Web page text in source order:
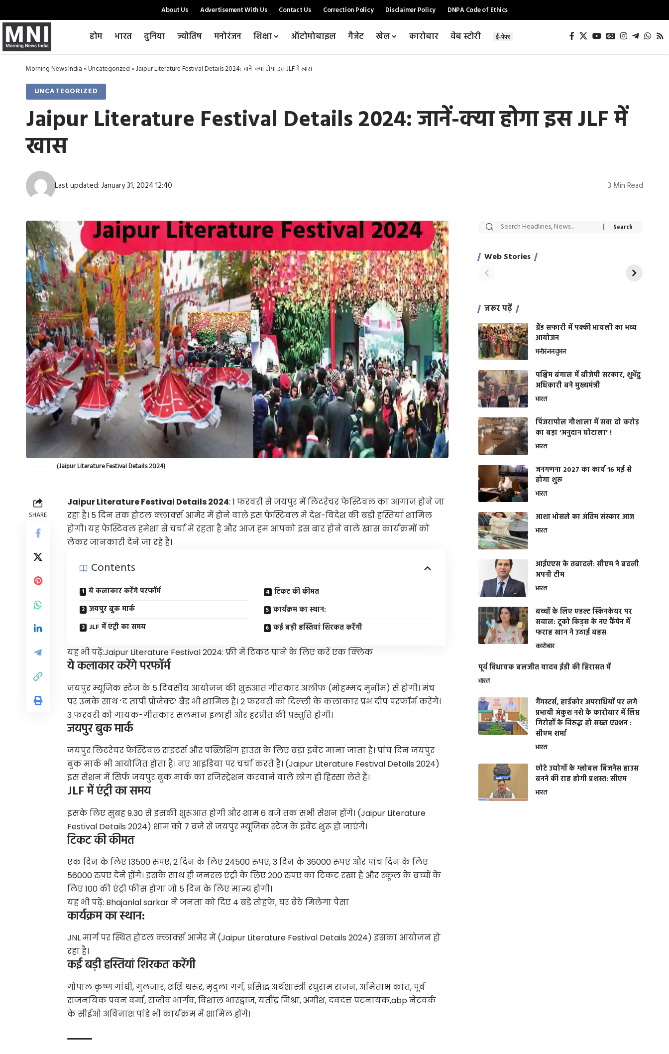
About Us Advertisement With Us Contact Us Correction Policy Disclaimer Policy DNPA Code of Ethics
होम भारत दुनिया ज्योतिष मनोरंजन शिक्षा ऑटोमोबाइल गैजेट खेल कारोबार वेब स्टोरी ई-पेपर
Morning News India»Uncategorized»Jaipur Literature Festival Details 2024: जानें-क्या होगा इस JLF में खास
UNCATEGORIZED
Jaipur Literature Festival Details 2024: जानें-क्या होगा इस JLF में
खास
Last updated: January 31, 2024 12:40 3 Min Read
(Jaipur Literature Festival Details 2024)
SHARE
Jaipur Literature Festival Details 2024: 1 फरवरी से जयपुर में लिटरेचर फेस्टिवल का आगाज होने जा
रहा है। 5 दिन तक होटल क्लार्क्स आमेर में होने वाले इस फेस्टिवल में देश-विदेश की बड़ी हस्तियां शामिल
होगी। यह फेस्टिवल हमेशा से चर्चा में रहता है और आज हम आपको इस बार होने वाले खास कार्यक्रमों को
लेकर जानकारी देने जा रहे हैं।
Contents
ये कलाकार करेंगे परफॉर्म
जयपुर बुक मार्क
JLF में एंट्री का समय
टिकट की कीमत
कार्यक्रम का स्थान:
कई बड़ी हस्तियां शिरकत करेंगी
यह भी पढ़ें:Jaipur Literature Festival 2024: फ्री में टिकट पाने के लिए करें एक क्लिक
ये कलाकार करेंगे परफॉर्म
जयपुर म्यूजिक स्टेज के 5 दिवसीय आयोजन की शुरुआत गीतकार अलीफ (मोहम्मद मुनीम) से होगी। मंच
पर उनके साथ ‘द तापी प्रोजेक्ट’ बैंड भी शामिल है। 2 फरवरी को दिल्ली के कलाकार प्रभ दीप परफॉर्म करेंगे।
3 फरवरी को गायक-गीतकार सलमान इलाही और हरप्रीत की प्रस्तुति होगी।
जयपुर बुक मार्क
जयपुर लिटरेचर फेस्टिवल राइटर्स और पब्लिशिंग हाउस के लिए बड़ा इवेंट माना जाता है। पांच दिन जयपुर
बुक मार्क भी आयोजित होता है। नए आइडिया पर चर्चा करते हैं। (Jaipur Literature Festival Details 2024)
इस सेशन में सिर्फ जयपुर बुक मार्क का रजिस्ट्रेशन करवाने वाले लोग ही हिस्सा लेते हैं।
JLF में एंट्री का समय
इसके लिए सुबह 9.30 से इसकी शुरूआत होगी और शाम 6 बजे तक सभी सेशन होंगे। (Jaipur Literature
Festival Details 2024) शाम को 7 बजे से जयपुर म्यूजिक स्टेज के इवेंट शुरू हो जाएंगे।
टिकट की कीमत
एक दिन के लिए 13500 रुपए, 2 दिन के लिए 24500 रुपए, 3 दिन के 36000 रुपए और पांच दिन के लिए
56000 रुपए देने होंगे। इसके साथ ही जनरल एंट्री के लिए 200 रुपए का टिकट रखा है और स्कूल के बच्चों के
लिए 100 की एंट्री फीस होगा जो 5 दिन के लिए मान्य होगी।
यह भी पढ़ें: Bhajanlal sarkar ने जनता को दिए 4 बड़े तोहफे, घर बैठे मिलेगा पैसा
कार्यक्रम का स्थान:
JNL मार्ग पर स्थित होटल क्लार्क्स आमेर में (Jaipur Literature Festival Details 2024) इसका आयोजन हो
रहा है।
कई बड़ी हस्तियां शिरकत करेंगी
गोपाल कृष्ण गांधी, गुलजार, शशि थरूर, मृदुला गर्ग, प्रसिद्ध अर्थशास्त्री रघुराम राजन, अमिताभ कांत, पूर्व
राजनयिक पवन वर्मा, राजीव भार्गव, विशाल भारद्वाज, यतींद्र मिश्रा, अमीश, दवदत्त पटनायक,abp नेटवर्क
के सीईओ अविनाश पांडे भी कार्यक्रम में शामिल होंगे।
Web Stories
सट्टेबाजी में अरेस्ट हुए
साहिल खान
रोज एक कच्चे लहसुन
जरूर पढ़ें
ग्रैंड सफारी में पक्की भायली का भव्य
आयोजन
मनोरंजनवुमन
पश्चिम बंगाल में बीजेपी सरकार, शुभेंदु
अधिकारी बने मुख्यमंत्री
भारत
​पिंजरापोल गौशाला में सवा दो करोड़
का बड़ा ‘अनुदान घोटाला’ !
भारत
जनगणना 2027 का कार्य 16 मई से
होगा शुरू
भारत
आशा भोसले का अंतिम संस्कार आज
भारत
आईएएस के तबादले: सीएम ने बदली
अपनी टीम
भारत
बच्चों के लिए एडल्ट स्किनकेयर पर
सवाल: टूको किड्स के नए कैंपेन में
फराह खान ने उठाई बहस
कारोबार
पूर्व विधायक बलजीत यादव ईडी की हिरासत में
भारत
गैंगस्टर्स, हार्डकोर अपराधियों पर लगे
प्रभावी अंकुश नशे के कारोबार में लिप्त
गिरोहों के विरूद्ध हो सख्त एक्शन :
सीएम शर्मा
भारत
छोटे उद्योगों के ग्लोबल बिजनेस हाउस
बनने की राह होगी प्रशस्त: सीएम
भारत